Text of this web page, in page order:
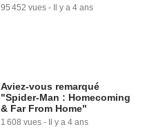
95 452 vues - Il y a 4 ans
Aviez-vous remarqué
"Spider-Man : Homecoming
& Far From Home"
1 608 vues - Il y a 4 ans